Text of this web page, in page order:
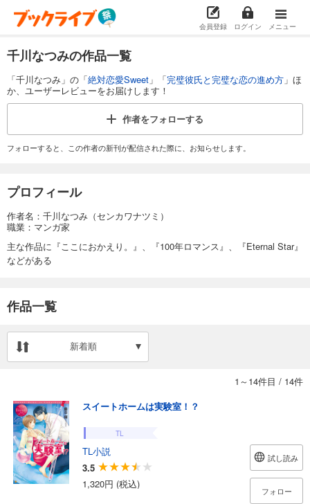
会員登録 ログイン メニュー
千川なつみの作品一覧
「千川なつみ」の「絶対恋愛Sweet 」「完璧彼氏と完璧な恋の進め方 」ほ
か、ユーザーレビューをお届けします！
作者をフォローする
フォローすると、この作者の新刊が配信された際に、お知らせします。
プロフィール
作者名：千川なつみ（センカワナツミ）
職業：マンガ家
主な作品に『ここにおかえり。』、『100年ロマンス』、『Eternal Star』
などがある
作品一覧
新着順
1～14件目 / 14件
スイートホームは実験室！？
TL
TL小説
3.5
1,320円 (税込)
試し読み
フォロー